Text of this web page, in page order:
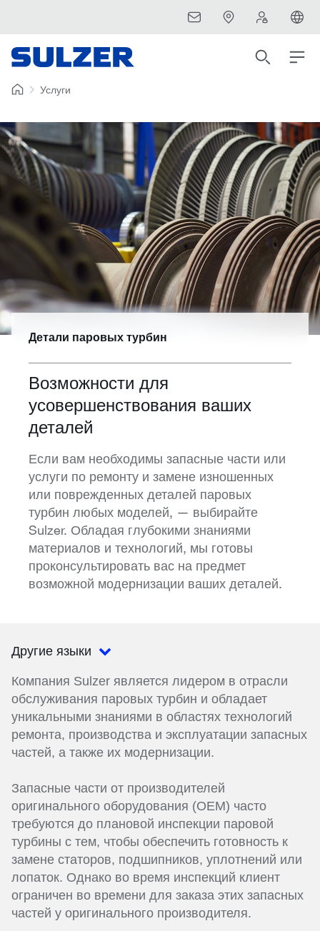
Услуги
Детали паровых турбин
Возможности для
усовершенствования ваших
деталей
Если вам необходимы запасные части или
услуги по ремонту и замене изношенных
или поврежденных деталей паровых
турбин любых моделей, — выбирайте
Sulzer. Обладая глубокими знаниями
материалов и технологий, мы готовы
проконсультировать вас на предмет
возможной модернизации ваших деталей.
Другие языки
Компания Sulzer является лидером в отрасли
обслуживания паровых турбин и обладает
уникальными знаниями в областях технологий
ремонта, производства и эксплуатации запасных
частей, а также их модернизации.
Запасные части от производителей
оригинального оборудования (OEM) часто
требуются до плановой инспекции паровой
турбины с тем, чтобы обеспечить готовность к
замене статоров, подшипников, уплотнений или
лопаток. Однако во время инспекций клиент
ограничен во времени для заказа этих запасных
частей у оригинального производителя.